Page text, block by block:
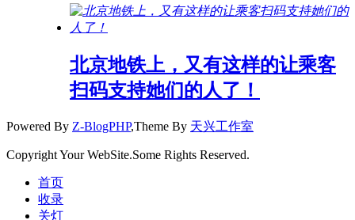
北京地铁上，又有这样的让乘客
扫码支持她们的人了！
Powered By Z-BlogPHP,Theme By 天兴工作室
Copyright Your WebSite.Some Rights Reserved.
首页
收录
关灯